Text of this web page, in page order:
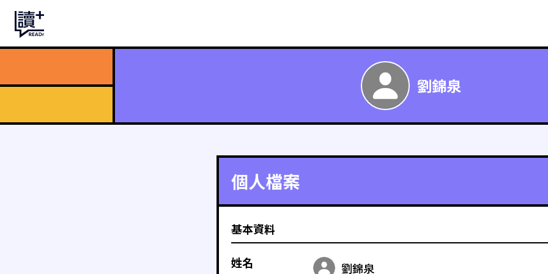
劉錦泉
個人檔案
基本資料
姓名 劉錦泉